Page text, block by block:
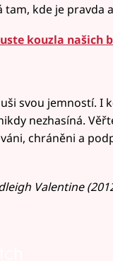
kde je pravda
kouzla našich
svou jemností. I
nezhasíná.
chráněni a
Valentine